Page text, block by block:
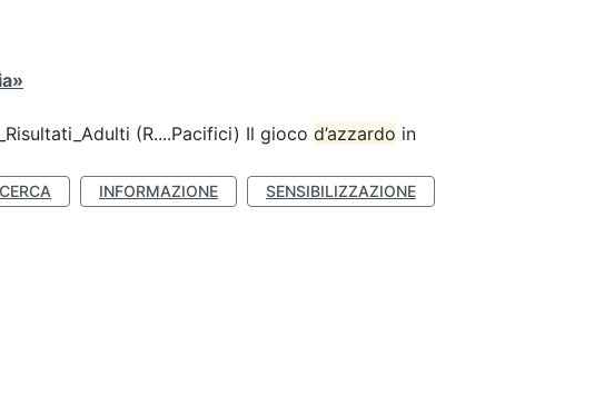
(R....Pacifici) Il gioco d’azzardo in
INFORMAZIONE SENSIBILIZZAZIONE